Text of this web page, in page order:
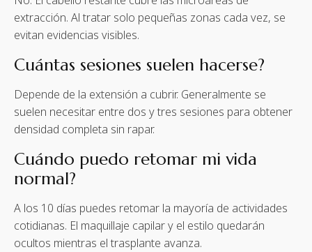
extracción. Al tratar solo pequeñas zonas cada vez, se
evitan evidencias visibles.
Cuántas sesiones suelen hacerse?
Depende de la extensión a cubrir. Generalmente se
suelen necesitar entre dos y tres sesiones para obtener
densidad completa sin rapar.
Cuándo puedo retomar mi vida
normal?
A los 10 días puedes retomar la mayoría de actividades
cotidianas. El maquillaje capilar y el estilo quedarán
ocultos mientras el trasplante avanza.